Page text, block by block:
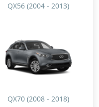
QX56 (2004 - 2013)
QX70 (2008 - 2018)